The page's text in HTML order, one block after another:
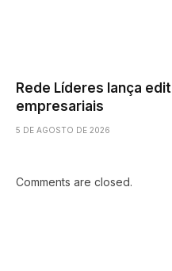
Rede Líderes lança
empresariais
5 DE AGOSTO DE 2026
Comments are closed.